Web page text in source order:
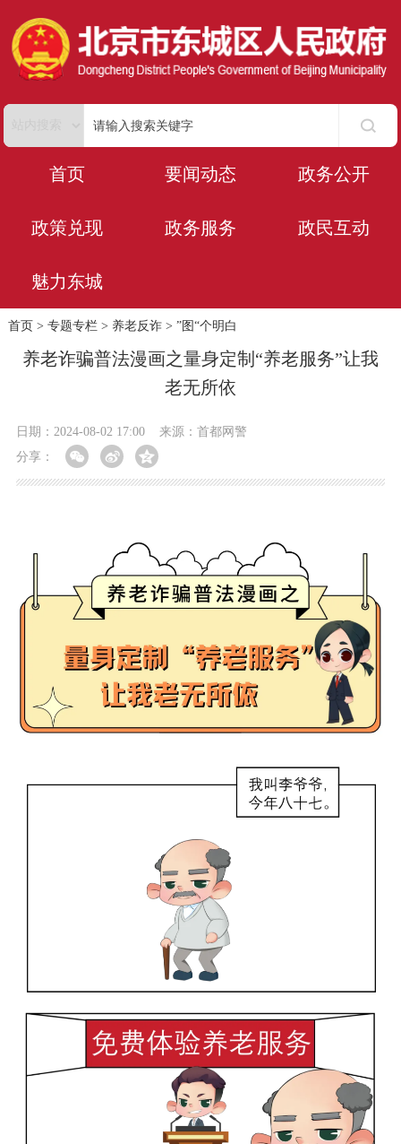
首页 要闻动态 政务公开
政策兑现 政务服务 政民互动
魅力东城
首页 > 专题专栏> 养老反诈> ”图“个明白
养老诈骗普法漫画之量身定制“养老服务”让我
老无所依
日期：2024-08-02 17:00
来源：首都网警
分享：